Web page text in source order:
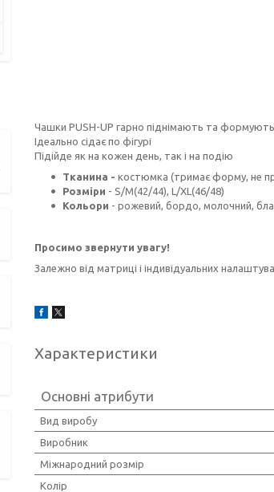
Чашки PUSH-UP гарно піднімають та
Ідеально сідає по фігурі
Підійде як на кожен день, так і на подію
Тканина - костюмка (тримає форму, не
Розміри - S/M(42/44), L/XL(46/48)
Кольори - рожевий, бордо, молочний,
Просимо звернути увагу!
Залежно від матриці і індивідуальних
Характеристики
Основні атрибути
Вид виробу
Виробник
Міжнародний розмір
Колір